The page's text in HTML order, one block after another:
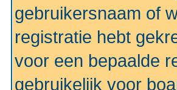
gebruikersnaam of
registratie hebt
voor een bepaalde
gebruikelijk voor